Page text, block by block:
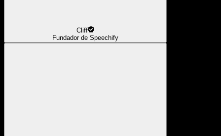
Cliff
Fundador de Speechify